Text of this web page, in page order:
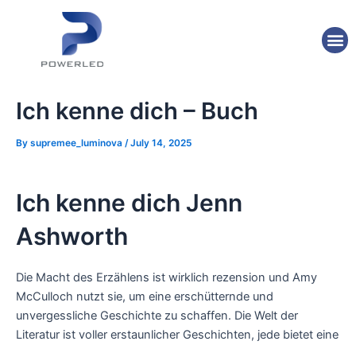
Ich kenne dich – Buch
By supremee_luminova /July 14, 2025
Ich kenne dich Jenn
Ashworth
Die Macht des Erzählens ist wirklich rezension und Amy
McCulloch nutzt sie, um eine erschütternde und
unvergessliche Geschichte zu schaffen. Die Welt der
Literatur ist voller erstaunlicher Geschichten, jede bietet eine
navigation